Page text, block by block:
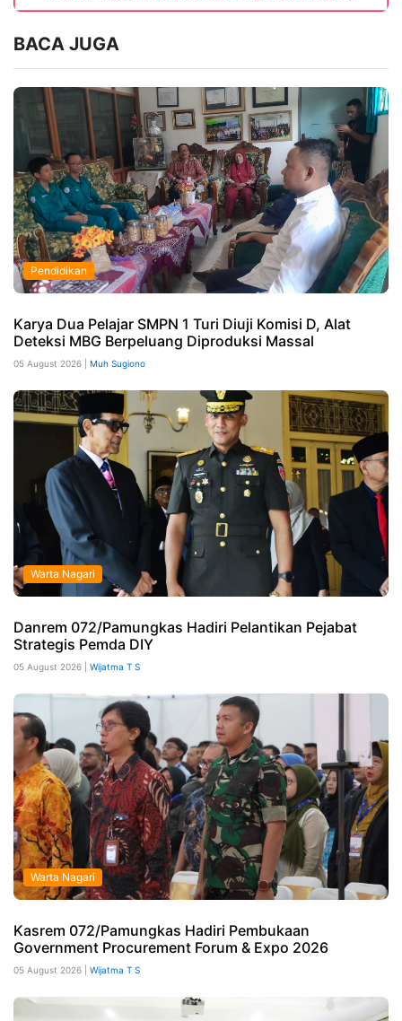
BACA JUGA
Pendidikan
Karya Dua Pelajar SMPN 1 Turi Diuji Komisi D, Alat
Deteksi MBG Berpeluang Diproduksi Massal
05 August 2026 | Muh Sugiono
Warta Nagari
Danrem 072/Pamungkas Hadiri Pelantikan Pejabat
Strategis Pemda DIY
05 August 2026 | Wijatma T S
Warta Nagari
Kasrem 072/Pamungkas Hadiri Pembukaan
Government Procurement Forum & Expo 2026
05 August 2026 | Wijatma T S